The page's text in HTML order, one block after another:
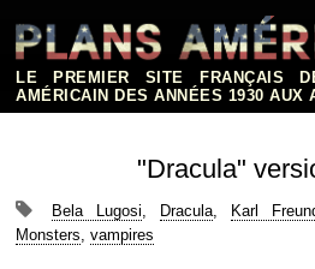
contenu
LE PREMIER SITE FRANÇAIS
AMÉRICAIN DES ANNÉES 1930 AUX
"Dracula"
Bela Lugosi, Dracula, Karl
Monsters, vampires